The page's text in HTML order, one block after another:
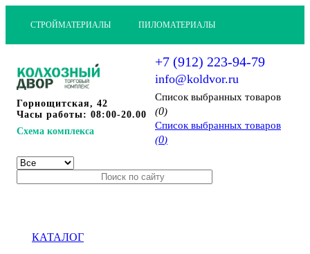
СТРОЙМАТЕРИАЛЫ ПИЛОМАТЕРИАЛЫ
Горнощитская, 42
Часы работы: 08:00-20.00
Схема комплекса
+7 (912) 223-94-79
info@koldvor.ru
Cписок выбранных товаров
(0)
Cписок выбранных товаров
(0)
КАТАЛОГ